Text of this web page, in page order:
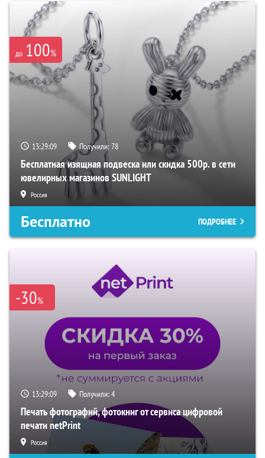
до 100%
13:29:08 Получили:78
Бесплатная изящная подвеска или скидка 500р. в сети
ювелирных магазинов SUNLIGHT
Россия
Бесплатно ПОДРОБНЕЕ
-30%
13:29:08 Получили:4
Печать фотографий, фотокниг от сервиса цифровой
печати netPrint
Россия